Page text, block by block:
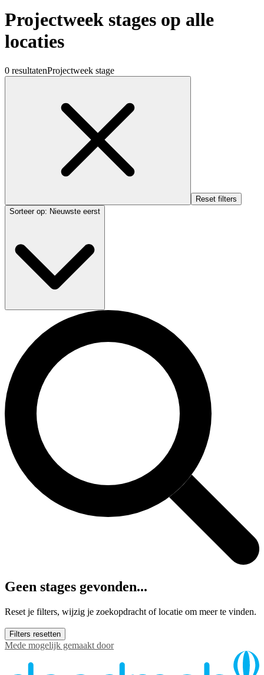
Projectweek stages op alle
locaties
0 resultatenProjectweek stage
Reset filters
Sorteer op: Nieuwste eerst
Geen stages gevonden...
Reset je filters, wijzig je zoekopdracht of locatie om meer te vinden.
Filters resetten
Mede mogelijk gemaakt door